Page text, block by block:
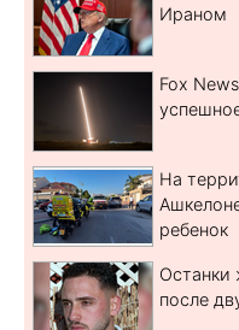
Ираном
Fox
На
ребенок
после